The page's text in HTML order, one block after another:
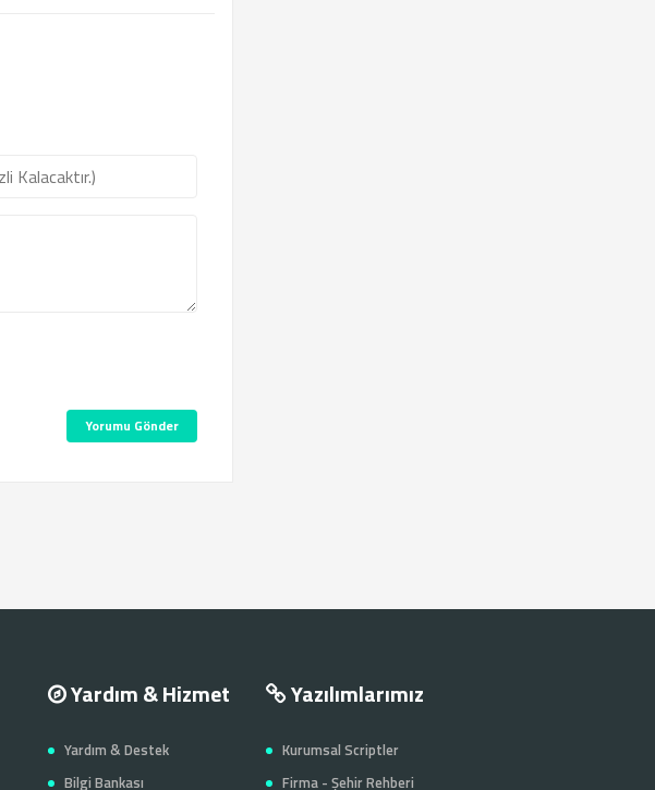
Yorumu Gönder
Yardım & Hizmet
Yardım & Destek
Bilgi Bankası
Yazılımlarımız
Kurumsal Scriptler
Firma - Şehir Rehberi